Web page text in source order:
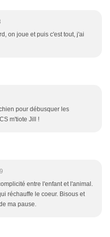
on joue et puis c'est tout, j'ai
pour débusquer les
m'tiote Jill !
entre l'enfant et l'animal.
réchauffe le coeur. Bisous et
ma pause.